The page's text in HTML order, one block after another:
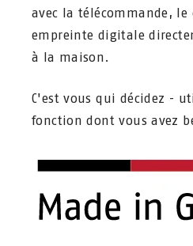
avec la télécommande,
empreinte digitale
à la maison.
C'est vous qui décidez -
fonction dont vous avez